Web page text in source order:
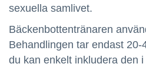
sexuella samlivet.
Bäckenbottentränaren
Behandlingen tar endast
du kan enkelt inkludera den